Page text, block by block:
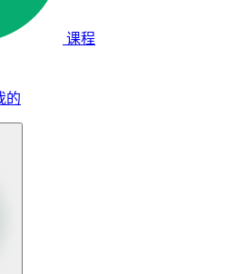
课程
的